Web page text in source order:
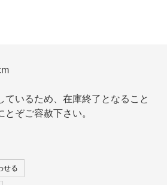
いるため、在庫終了となること
とぞご容赦下さい。
せる